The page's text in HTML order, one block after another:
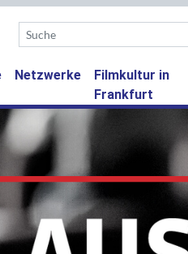
Netzwerke
Filmkultur in
Frankfurt